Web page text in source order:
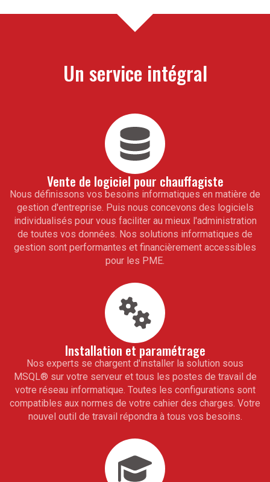
Un service intégral
Vente de logiciel pour chauffagiste
Nous définissons vos besoins informatiques en matière de
gestion d'entreprise. Puis nous concevons des logiciels
individualisés pour vous faciliter au mieux l'administration
de toutes vos données. Nos solutions informatiques de
gestion sont performantes et financièrement accessibles
pour les PME.
Installation et paramétrage
Nos experts se chargent d'installer la solution sous
MSQL® sur votre serveur et tous les postes de travail de
votre réseau informatique. Toutes les configurations sont
compatibles aux normes de votre cahier des charges. Votre
nouvel outil de travail répondra à tous vos besoins.